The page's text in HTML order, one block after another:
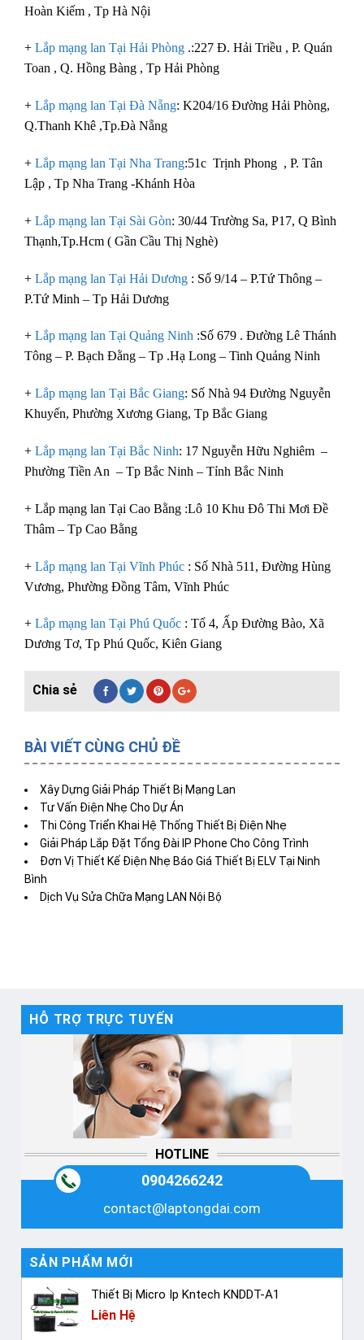
HỖ TRỢ TRỰC TUYẾN
HOTLINE
0904266242
contact@laptongdai.com
SẢN PHẨM MỚI
Thiết Bị Micro Ip Kntech KNDDT-A1
Liên Hệ
Hoàn Kiếm , Tp Hà Nội
+ Lắp mạng lan Tại Hải Phòng .:227 Đ. Hải Triều , P. Quán
Toan , Q. Hồng Bàng , Tp Hải Phòng
+ Lắp mạng lan Tại Đà Nẵng: K204/16 Đường Hải Phòng,
Q.Thanh Khê ,Tp.Đà Nẵng
+ Lắp mạng lan Tại Nha Trang:51c Trịnh Phong , P. Tân
Lập , Tp Nha Trang -Khánh Hòa
+ Lắp mạng lan Tại Sài Gòn: 30/44 Trường Sa, P17, Q Bình
Thạnh,Tp.Hcm ( Gần Cầu Thị Nghè)
+ Lắp mạng lan Tại Hải Dương : Số 9/14 – P.Tứ Thông –
P.Tứ Minh – Tp Hải Dương
+ Lắp mạng lan Tại Quảng Ninh :Số 679 . Đường Lê Thánh
Tông – P. Bạch Đằng – Tp .Hạ Long – Tinh Quảng Ninh
+ Lắp mạng lan Tại Bắc Giang: Số Nhà 94 Đường Nguyễn
Khuyến, Phường Xương Giang, Tp Bắc Giang
+ Lắp mạng lan Tại Bắc Ninh: 17 Nguyễn Hữu Nghiêm –
Phường Tiền An – Tp Bắc Ninh – Tỉnh Bắc Ninh
+ Lắp mạng lan Tại Cao Bằng :Lô 10 Khu Đô Thi Mơi Đề
Thâm – Tp Cao Bằng
+ Lắp mạng lan Tại Vĩnh Phúc : Số Nhà 511, Đường Hùng
Vương, Phường Đồng Tâm, Vĩnh Phúc
+ Lắp mạng lan Tại Phú Quốc : Tổ 4, Ấp Đường Bào, Xã
Dương Tơ, Tp Phú Quốc, Kiên Giang
BÀI VIẾT CÙNG CHỦ ĐỀ
Xây Dựng Giải Pháp Thiết Bị Mạng Lan
Tư Vấn Điện Nhẹ Cho Dự Án
Thi Công Triển Khai Hệ Thống Thiết Bị Điện Nhẹ
Giải Pháp Lắp Đặt Tổng Đài IP Phone Cho Công Trình
Đơn Vị Thiết Kế Điện Nhẹ Báo Giá Thiết Bị ELV Tại Ninh
Bình
Dịch Vụ Sửa Chữa Mạng LAN Nội Bộ